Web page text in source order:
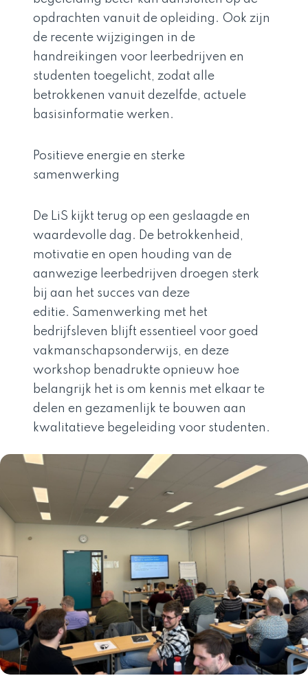
opdrachten vanuit de opleiding. Ook zijn
de recente wijzigingen in de
handreikingen voor leerbedrijven en
studenten toegelicht, zodat alle
betrokkenen vanuit dezelfde, actuele
basisinformatie werken.
Positieve energie en sterke
samenwerking
De LiS kijkt terug op een geslaagde en
waardevolle dag. De betrokkenheid,
motivatie en open houding van de
aanwezige leerbedrijven droegen sterk
bij aan het succes van deze
editie. Samenwerking met het
bedrijfsleven blijft essentieel voor goed
vakmanschapsonderwijs, en deze
workshop benadrukte opnieuw hoe
belangrijk het is om kennis met elkaar te
delen en gezamenlijk te bouwen aan
kwalitatieve begeleiding voor studenten.